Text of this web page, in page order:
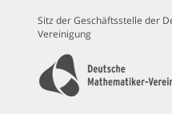
Sitz der Geschäftsstelle der
Vereinigung